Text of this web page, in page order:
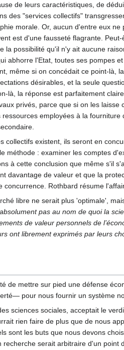
de leurs caractéristiques, de
des "services collectifs"
morale. Or, aucun d'entre eux
est d'une fausseté flagrante.
la possibilité qu'il n'y ait aucune
abhorre l'Etat, toutes ses pompes
même si on concédait ce point-
désirables, et la seule
là, la réponse est parfaitement
privés, parce que si on les
employées à la
collectifs existent, ils seront en
méthode : examiner les comptes
à cette conclusion que même s'il
davantage de valeur et que la
Rothbard résume
libre ne serait plus 'optimale',
pas au nom de quoi la
de valeur personnels de
ont librement exprimés par leurs
de mettre sur pied une défense
pour nous fournir un système
sciences sociales, acceptait le
rien faire de plus que de nous
sont les buts que nous devons
serait arbitraire d'un